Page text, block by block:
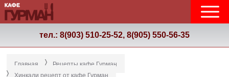
тел.: 8(903) 510-25-52, 8(905) 550-56-35
Главная
Рецепты кафе Гурман
Хинкали рецепт от кафе Гурман